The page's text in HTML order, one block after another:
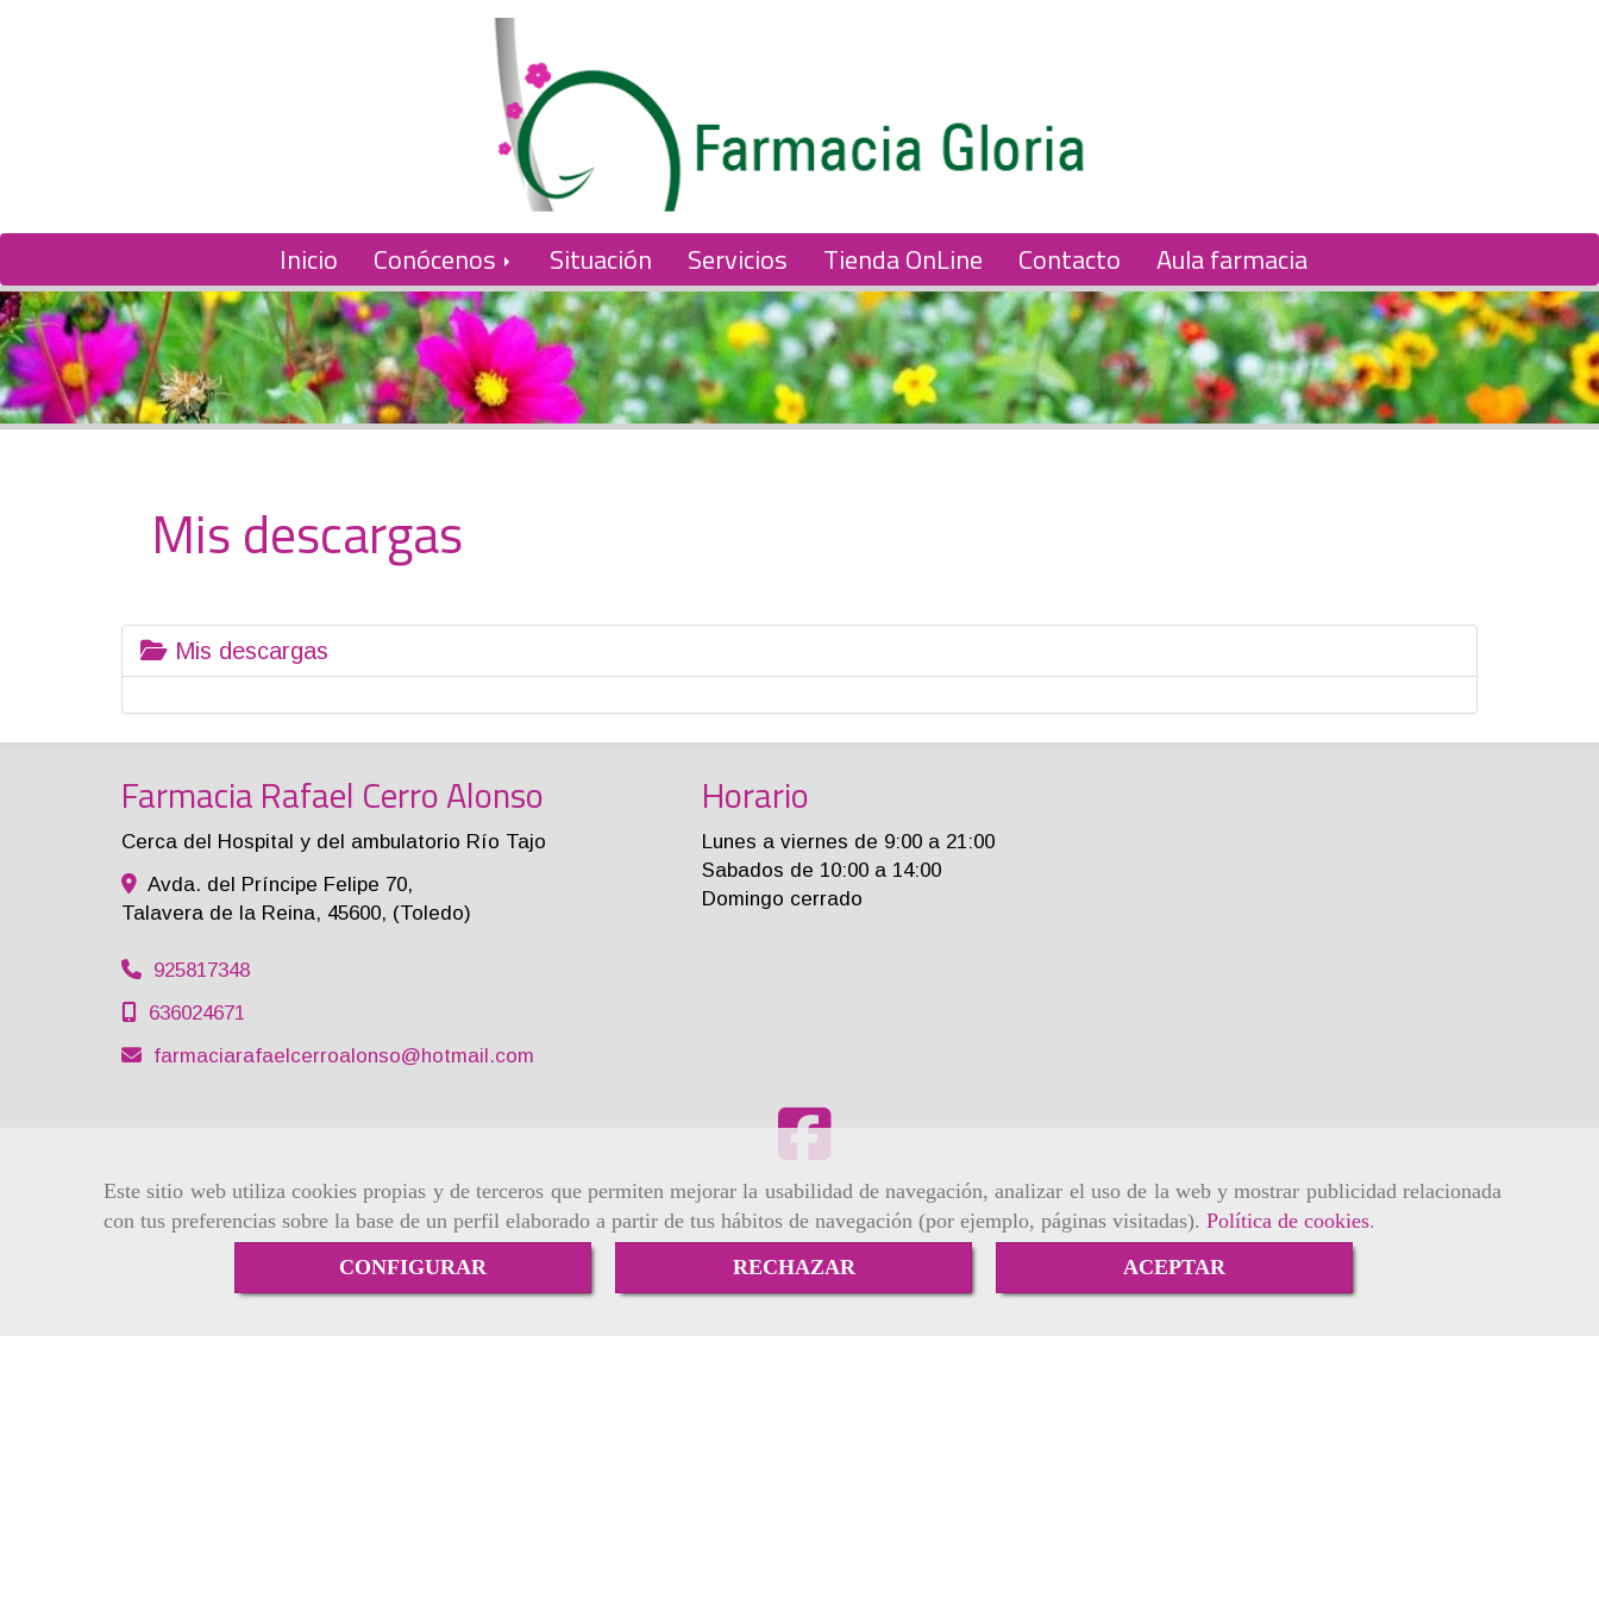
Este sitio web utiliza cookies propias y de terceros que permiten mejorar la usabilidad de navegación, analizar el uso de la web y mostrar publicidad relacionada
con tus preferencias sobre la base de un perfil elaborado a partir de tus hábitos de navegación (por ejemplo, páginas visitadas). Política de cookies.
CONFIGURAR
RECHAZAR ACEPTAR
Inicio Conócenos Situación Servicios Tienda OnLine Contacto Aula farmacia
Mis descargas
Mis descargas
Farmacia Rafael Cerro Alonso
Cerca del Hospital y del ambulatorio Río Tajo
Avda. del Príncipe Felipe 70,
Talavera de la Reina, 45600, (Toledo)
925817348
636024671
farmaciarafaelcerroalonso
hotmail.com
Horario
Lunes a viernes de 9:00 a 21:00
Sabados de 10:00 a 14:00
Domingo cerrado